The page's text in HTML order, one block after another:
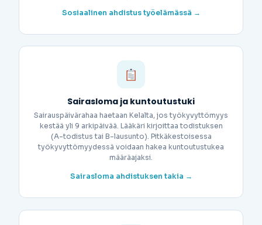
Sosiaalinen ahdistus työelämässä →
Sairasloma ja kuntoutustuki
Sairauspäivärahaa haetaan Kelalta, jos työkyvyttömyys
kestää yli 9 arkipäivää. Lääkäri kirjoittaa todistuksen
(A-todistus tai B-lausunto). Pitkäkestoisessa
työkyvyttömyydessä voidaan hakea kuntoutustukea
määräajaksi.
Sairasloma ahdistuksen takia →